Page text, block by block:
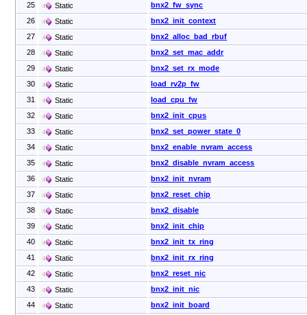
25
Static
bnx2_fw_sync
26
Static
bnx2_init_context
27
Static
bnx2_alloc_bad_rbuf
28
Static
bnx2_set_mac_addr
29
Static
bnx2_set_rx_mode
30
Static
load_rv2p_fw
31
Static
load_cpu_fw
32
Static
bnx2_init_cpus
33
Static
bnx2_set_power_state_0
34
Static
bnx2_enable_nvram_access
35
Static
bnx2_disable_nvram_access
36
Static
bnx2_init_nvram
37
Static
bnx2_reset_chip
38
Static
bnx2_disable
39
Static
bnx2_init_chip
40
Static
bnx2_init_tx_ring
41
Static
bnx2_init_rx_ring
42
Static
bnx2_reset_nic
43
Static
bnx2_init_nic
44
Static
bnx2_init_board